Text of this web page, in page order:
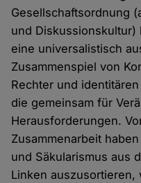
Gesellschaftsordnung
und
eine universalistisch
Zusammenspiel von
Rechter und
die gemeinsam für
Herausforderungen.
Zusammenarbeit
und Säkularismus aus
Linken auszusortieren,